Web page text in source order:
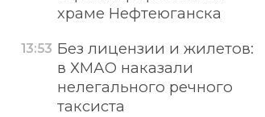
храме Нефтеюганска
13:53 Без лицензии и жилетов:
в ХМАО наказали
нелегального речного
таксиста